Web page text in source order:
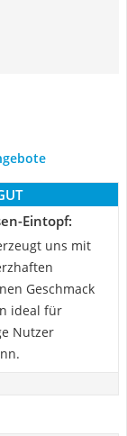
Eintopf:
uns mit
Geschmack
ideal für
Nutzer